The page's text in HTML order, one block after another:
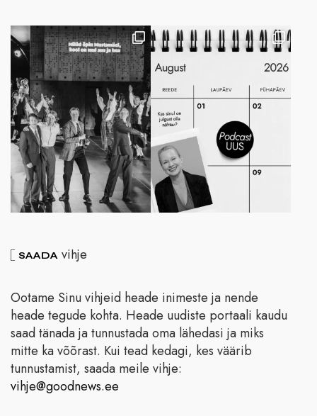
SAADA vihje
Ootame Sinu vihjeid heade inimeste ja nende
heade tegude kohta. Heade uudiste portaali kaudu
saad tänada ja tunnustada oma lähedasi ja miks
mitte ka võõrast. Kui tead kedagi, kes väärib
tunnustamist, saada meile vihje:
vihje@goodnews.ee